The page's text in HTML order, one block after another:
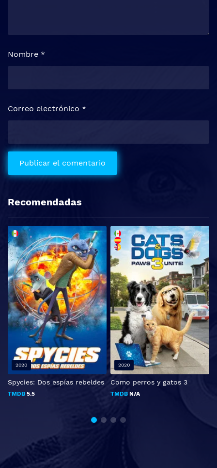
Nombre *
Correo electrónico *
Recomendadas
Spycies: Dos espías rebeldes
TMDB 5.5
2020
Como perros y gatos 3
TMDB N/A
2020